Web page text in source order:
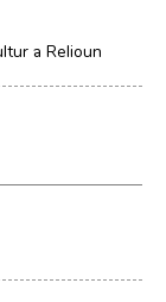
a Relioun